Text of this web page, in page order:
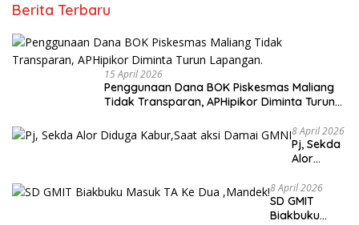
Berita Terbaru
15 April 2026
Penggunaan Dana BOK Piskesmas Maliang
Tidak Transparan, APHipikor Diminta Turun
8 April 2026
Pj, Sekda
Alor
Kabur,Sa
at aksi
Damai
8 April 2026
SD GMIT
Biakbuku